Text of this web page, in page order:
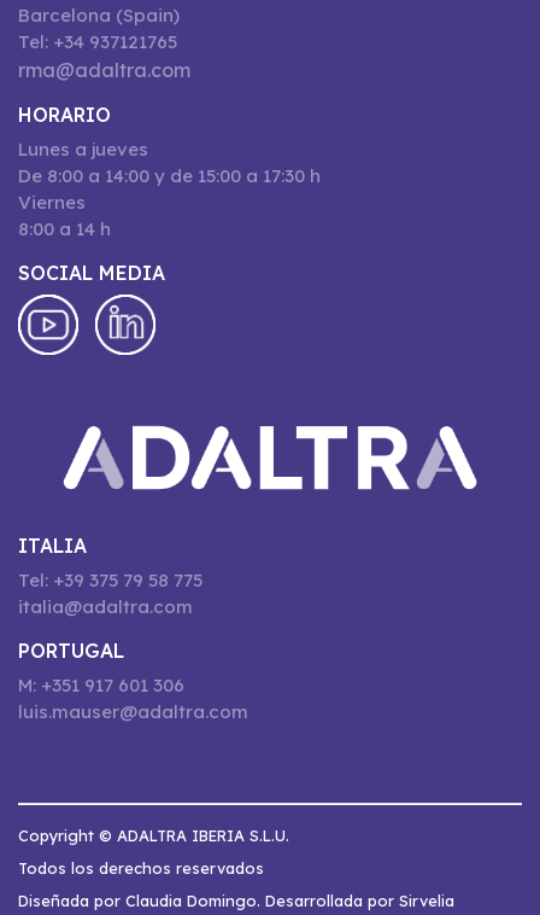
Barcelona (Spain)
Tel: +34 937121765
rma@adaltra.com
HORARIO
Lunes a jueves
De 8:00 a 14:00 y de 15:00 a 17:30 h
Viernes
8:00 a 14 h
SOCIAL MEDIA
ITALIA
Tel: +39 375 79 58 775
italia@adaltra.com
PORTUGAL
M: +351 917 601 306
luis.mauser@adaltra.com
Copyright © ADALTRA IBERIA S.L.U.
Todos los derechos reservados
Diseñada por Claudia Domingo. Desarrollada por Sirvelia